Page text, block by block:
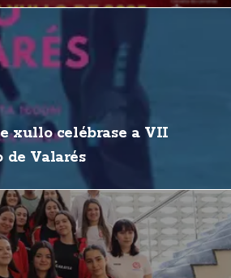
xullo celébrase a VII
de Valarés